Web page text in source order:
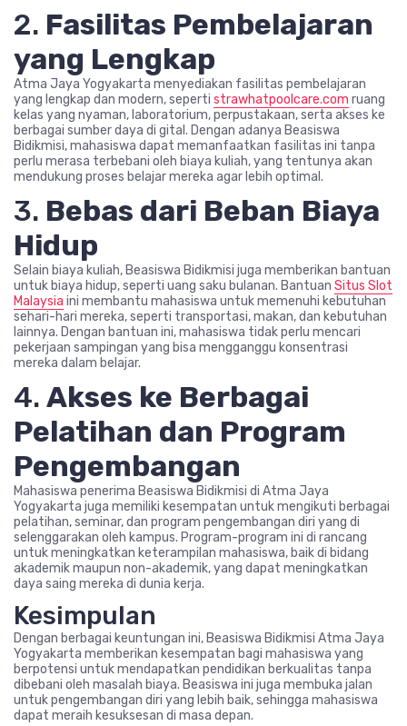
2. Fasilitas Pembelajaran
yang Lengkap
Atma Jaya Yogyakarta menyediakan fasilitas pembelajaran
yang lengkap dan modern, seperti strawhatpoolcare.com ruang
kelas yang nyaman, laboratorium, perpustakaan, serta akses ke
berbagai sumber daya di gital. Dengan adanya Beasiswa
Bidikmisi, mahasiswa dapat memanfaatkan fasilitas ini tanpa
perlu merasa terbebani oleh biaya kuliah, yang tentunya akan
mendukung proses belajar mereka agar lebih optimal.
3. Bebas dari Beban Biaya
Hidup
Selain biaya kuliah, Beasiswa Bidikmisi juga memberikan bantuan
untuk biaya hidup, seperti uang saku bulanan. Bantuan Situs Slot
Malaysia ini membantu mahasiswa untuk memenuhi kebutuhan
sehari-hari mereka, seperti transportasi, makan, dan kebutuhan
lainnya. Dengan bantuan ini, mahasiswa tidak perlu mencari
pekerjaan sampingan yang bisa mengganggu konsentrasi
mereka dalam belajar.
4. Akses ke Berbagai
Pelatihan dan Program
Pengembangan
Mahasiswa penerima Beasiswa Bidikmisi di Atma Jaya
Yogyakarta juga memiliki kesempatan untuk mengikuti berbagai
pelatihan, seminar, dan program pengembangan diri yang di
selenggarakan oleh kampus. Program-program ini di rancang
untuk meningkatkan keterampilan mahasiswa, baik di bidang
akademik maupun non-akademik, yang dapat meningkatkan
daya saing mereka di dunia kerja.
Kesimpulan
Dengan berbagai keuntungan ini, Beasiswa Bidikmisi Atma Jaya
Yogyakarta memberikan kesempatan bagi mahasiswa yang
berpotensi untuk mendapatkan pendidikan berkualitas tanpa
dibebani oleh masalah biaya. Beasiswa ini juga membuka jalan
untuk pengembangan diri yang lebih baik, sehingga mahasiswa
dapat meraih kesuksesan di masa depan.